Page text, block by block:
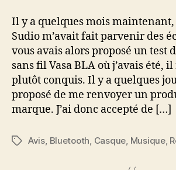
Il y a quelques mois
Sudio m’avait fait parvenir des
vous avais alors proposé un test
sans fil Vasa BLA où j’avais été,
plutôt conquis. Il y a quelques
proposé de me renvoyer un
marque. J’ai donc accepté de […]
Étiquettes
Avis, Bluetooth, Casque, Musique,